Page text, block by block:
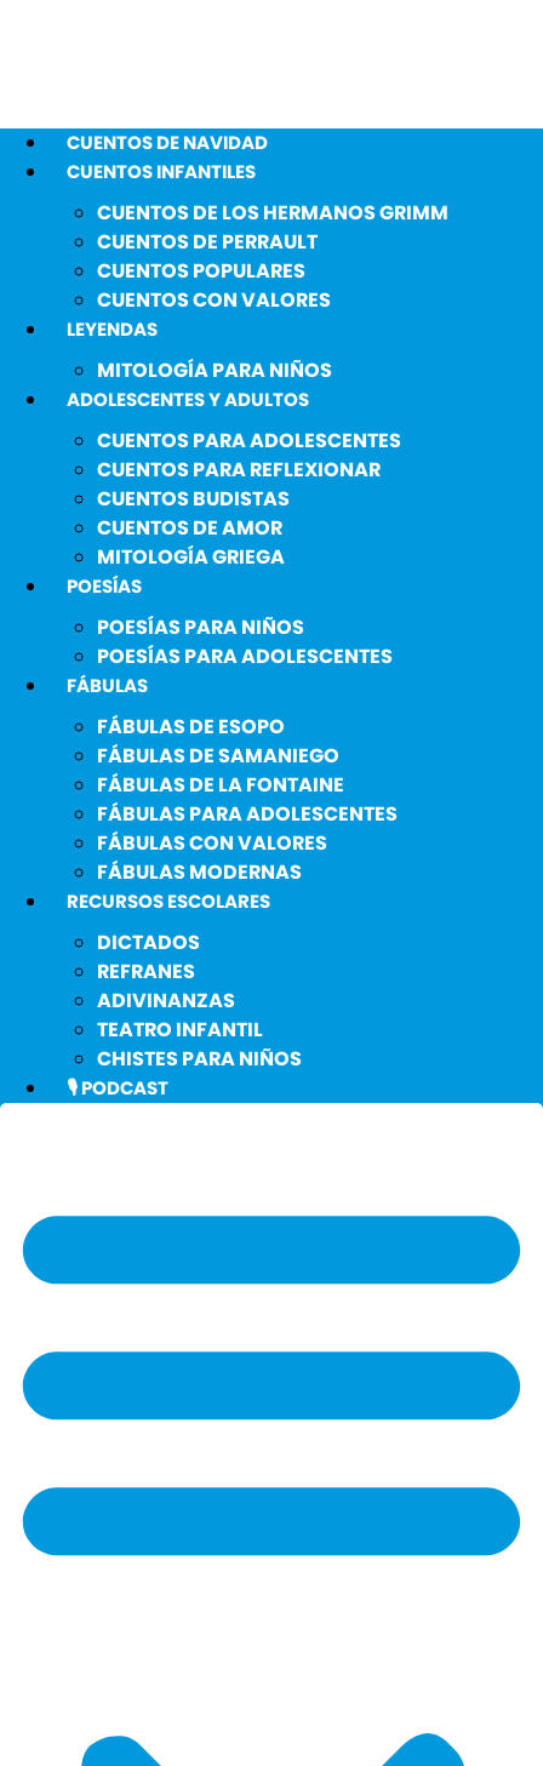
CUENTOS DE NAVIDAD
CUENTOS INFANTILES
CUENTOS DE LOS HERMANOS GRIMM
CUENTOS DE PERRAULT
CUENTOS POPULARES
CUENTOS CON VALORES
LEYENDAS
MITOLOGÍA PARA NIÑOS
ADOLESCENTES Y ADULTOS
CUENTOS PARA ADOLESCENTES
CUENTOS PARA REFLEXIONAR
CUENTOS BUDISTAS
CUENTOS DE AMOR
MITOLOGÍA GRIEGA
POESÍAS
POESÍAS PARA NIÑOS
POESÍAS PARA ADOLESCENTES
FÁBULAS
FÁBULAS DE ESOPO
FÁBULAS DE SAMANIEGO
FÁBULAS DE LA FONTAINE
FÁBULAS PARA ADOLESCENTES
FÁBULAS CON VALORES
FÁBULAS MODERNAS
RECURSOS ESCOLARES
DICTADOS
REFRANES
ADIVINANZAS
TEATRO INFANTIL
CHISTES PARA NIÑOS
🎙️ PODCAST